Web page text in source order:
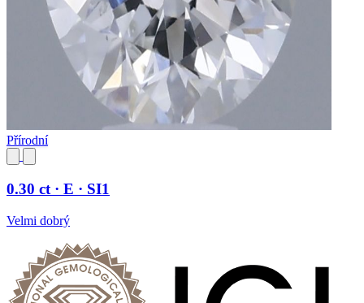
Přírodní
0.30 ct · E · SI1
Velmi dobrý